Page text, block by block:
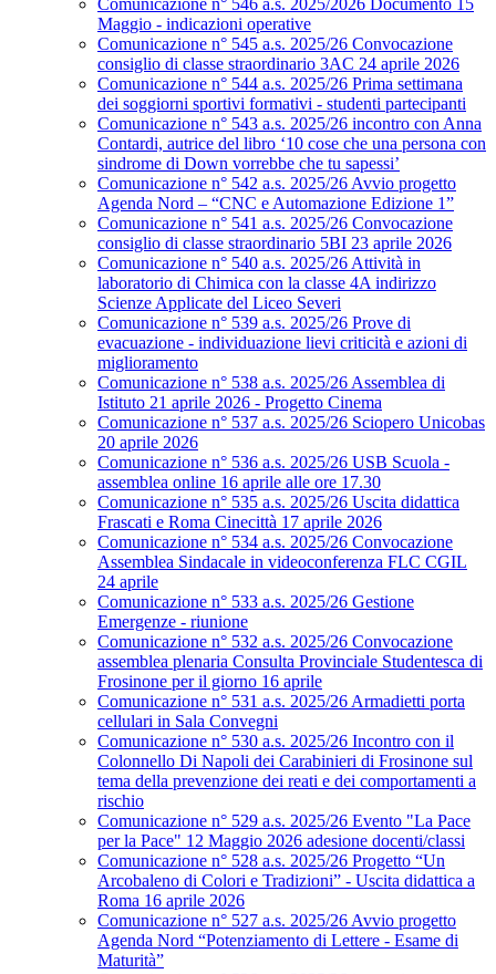
Comunicazione n° 546 a.s. 2025/2026 Documento 15
Maggio - indicazioni operative
Comunicazione n° 545 a.s. 2025/26 Convocazione
consiglio di classe straordinario 3AC 24 aprile 2026
Comunicazione n° 544 a.s. 2025/26 Prima settimana
dei soggiorni sportivi formativi - studenti partecipanti
Comunicazione n° 543 a.s. 2025/26 incontro con Anna
Contardi, autrice del libro ‘10 cose che una persona con
sindrome di Down vorrebbe che tu sapessi’
Comunicazione n° 542 a.s. 2025/26 Avvio progetto
Agenda Nord – “CNC e Automazione Edizione 1”
Comunicazione n° 541 a.s. 2025/26 Convocazione
consiglio di classe straordinario 5BI 23 aprile 2026
Comunicazione n° 540 a.s. 2025/26 Attività in
laboratorio di Chimica con la classe 4A indirizzo
Scienze Applicate del Liceo Severi
Comunicazione n° 539 a.s. 2025/26 Prove di
evacuazione - individuazione lievi criticità e azioni di
miglioramento
Comunicazione n° 538 a.s. 2025/26 Assemblea di
Istituto 21 aprile 2026 - Progetto Cinema
Comunicazione n° 537 a.s. 2025/26 Sciopero Unicobas
20 aprile 2026
Comunicazione n° 536 a.s. 2025/26 USB Scuola -
assemblea online 16 aprile alle ore 17.30
Comunicazione n° 535 a.s. 2025/26 Uscita didattica
Frascati e Roma Cinecittà 17 aprile 2026
Comunicazione n° 534 a.s. 2025/26 Convocazione
Assemblea Sindacale in videoconferenza FLC CGIL
24 aprile
Comunicazione n° 533 a.s. 2025/26 Gestione
Emergenze - riunione
Comunicazione n° 532 a.s. 2025/26 Convocazione
assemblea plenaria Consulta Provinciale Studentesca di
Frosinone per il giorno 16 aprile
Comunicazione n° 531 a.s. 2025/26 Armadietti porta
cellulari in Sala Convegni
Comunicazione n° 530 a.s. 2025/26 Incontro con il
Colonnello Di Napoli dei Carabinieri di Frosinone sul
tema della prevenzione dei reati e dei comportamenti a
rischio
Comunicazione n° 529 a.s. 2025/26 Evento "La Pace
per la Pace" 12 Maggio 2026 adesione docenti/classi
Comunicazione n° 528 a.s. 2025/26 Progetto “Un
Arcobaleno di Colori e Tradizioni” - Uscita didattica a
Roma 16 aprile 2026
Comunicazione n° 527 a.s. 2025/26 Avvio progetto
Agenda Nord “Potenziamento di Lettere - Esame di
Maturità”